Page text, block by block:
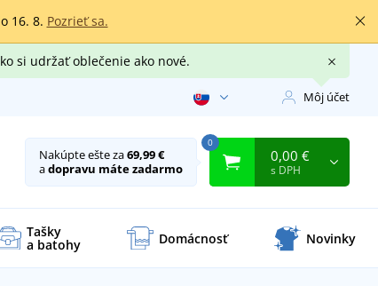
16. 8. Pozrieť sa.
si udržať oblečenie ako nové.
Môj účet
Nakúpte ešte za69,99 €
adopravu máte zadarmo
0
0,00 €
s DPH
Tašky
a batohy Domácnosť Novinky